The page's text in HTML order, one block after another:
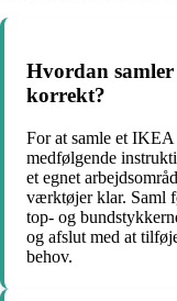
Hvordan
korrekt?
For at samle et
medfølgende
et egnet
værktøjer klar. Saml
top- og
og afslut med at
behov.